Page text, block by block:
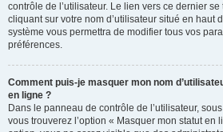
contrôle de l’utilisateur. Le lien vers ce dernier
cliquant sur votre nom d’utilisateur situé en haut
système vous permettra de modifier tous vos
préférences.
Comment puis-je masquer mon nom
en ligne ?
Dans le panneau de contrôle de l’utilisateur,
vous trouverez l’option « Masquer mon statut en